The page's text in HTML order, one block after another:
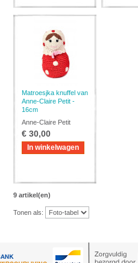
Matroesjka knuffel van
Anne-Claire Petit -
16cm
Anne-Claire Petit
€ 30,00
In winkelwagen
9 artikel(en)
Tonen als: